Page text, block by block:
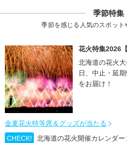
季節特集
季節を感じる人気のスポット
花火特集2026
北海道の花火
日、中止・延
をお届け！
金麦花火特等席＆グッズが当たる
CHECK!
北海道の花火開催カレンダー